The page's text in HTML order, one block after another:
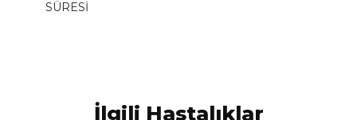
SÜRESİ
İlgili Hastalıklar